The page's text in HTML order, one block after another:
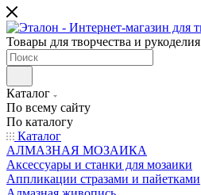
Товары для творчества и рукоделия
Каталог
По всему сайту
По каталогу
Каталог
АЛМАЗНАЯ МОЗАИКА
Аксессуары и станки для мозаики
Аппликации стразами и пайетками